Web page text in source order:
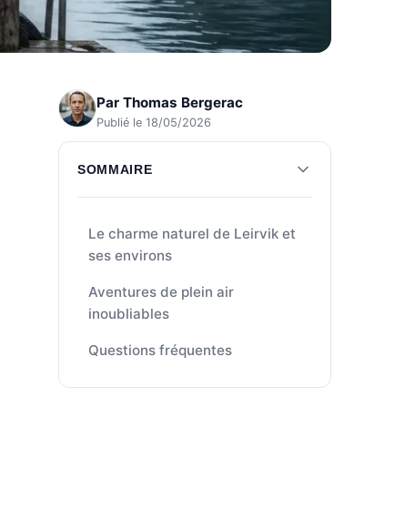
Par Thomas Bergerac
Publié le 18/05/2026
SOMMAIRE
Le charme naturel de Leirvik et
ses environs
Aventures de plein air
inoubliables
Questions fréquentes